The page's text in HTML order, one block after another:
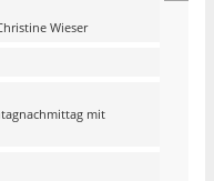
Wieser
mit